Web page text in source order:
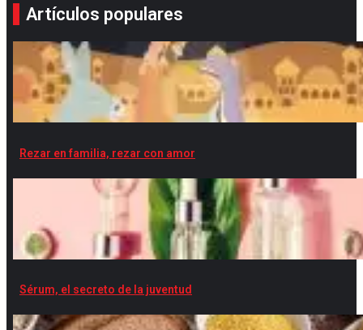
Artículos populares
Rezar en familia, rezar con amor
Sérum, el secreto de la juventud